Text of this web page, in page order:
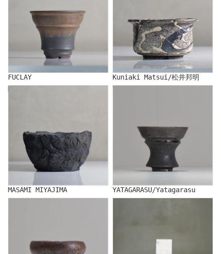
FUCLAY
Kuniaki Matsui/松井邦明
MASAMI MIYAJIMA
MASAMI MIYAJIMA
YATAGARASU/Yatagarasu
YATAGARASU/Yatagarasu